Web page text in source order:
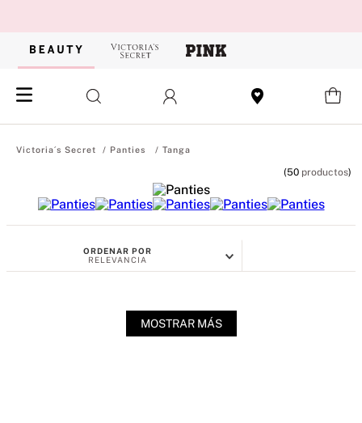
Panties Tanga
50 productos
ORDENAR POR
RELEVANCIA
MOSTRAR MÁS